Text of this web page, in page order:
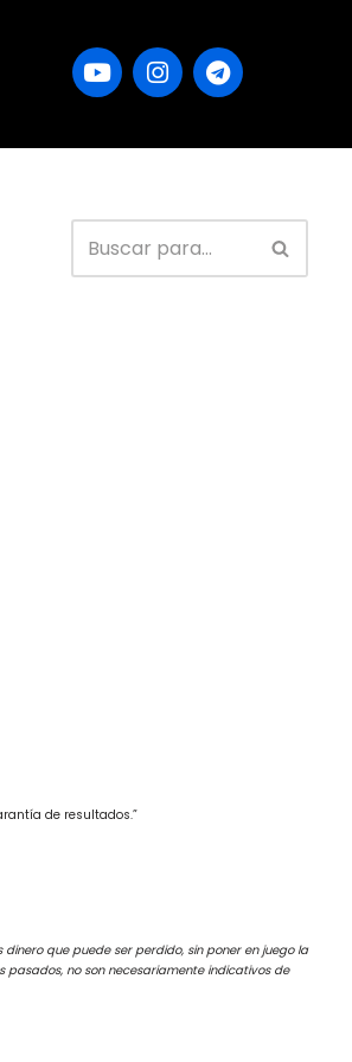
de resultados.”
que puede ser perdido, sin poner en juego la
no son necesariamente indicativos de